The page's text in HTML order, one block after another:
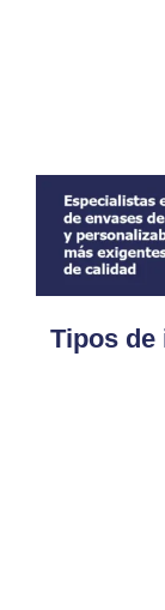
Tipos de